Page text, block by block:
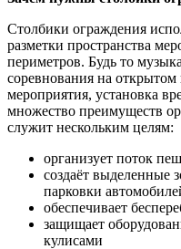
Столбики ограждения
разметки пространства
периметров. Будь то
соревнования на открытом
мероприятия, установка
множество преимуществ
служит нескольким целям:
организует поток
создаёт выделенные
парковки
обеспечивает
защищает
кулисами